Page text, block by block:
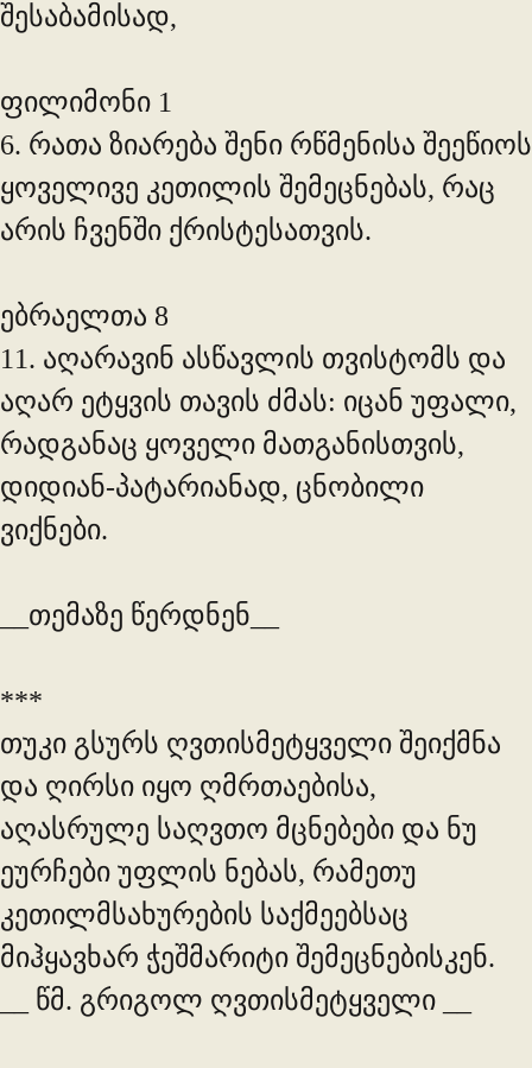
შესაბამისად,
ფილიმონი 1
6. რათა ზიარება შენი რწმენისა შეეწიოს
ყოველივე კეთილის შემეცნებას, რაც
არის ჩვენში ქრისტესათვის.
ებრაელთა 8
11. აღარავინ ასწავლის თვისტომს და
აღარ ეტყვის თავის ძმას: იცან უფალი,
რადგანაც ყოველი მათგანისთვის,
დიდიან-პატარიანად, ცნობილი
ვიქნები.
__თემაზე წერდნენ__
***
თუკი გსურს ღვთისმეტყველი შეიქმნა
და ღირსი იყო ღმრთაებისა,
აღასრულე საღვთო მცნებები და ნუ
ეურჩები უფლის ნებას, რამეთუ
კეთილმსახურების საქმეებსაც
მიჰყავხარ ჭეშმარიტი შემეცნებისკენ.
__ წმ. გრიგოლ ღვთისმეტყველი __